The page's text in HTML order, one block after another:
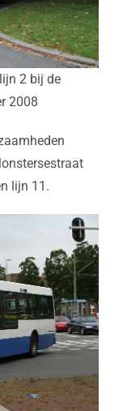
2 bij de
2008
lijn 11.